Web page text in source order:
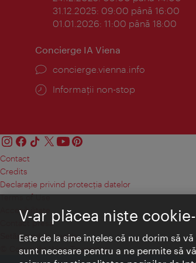
31.12.2025: 09:00 până 16:00
01.01.2026: 11:00 până 18:00
Concierge IA Viena
concierge.vienna.info
Informații non-stop
Contact
Credits
Declaraţie privind protecţia datelor
Terms of Use
Accesibilitate
Contact presa
Setări module cookie
© Copyright Wien Tourismus
V-ar plăcea nişte
Este de la sine înţeles că nu dorim să
sunt necesare pentru a ne permite să